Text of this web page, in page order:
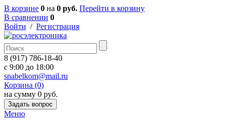
В корзине 0 на 0 руб. Перейти в корзину
В сравнении 0
Войти / Регистрация
8 (917) 786-18-40
c 9:00 до 18:00
snabelkom@mail.ru
Корзина (0)
на сумму 0 руб.
Задать вопрос
Меню